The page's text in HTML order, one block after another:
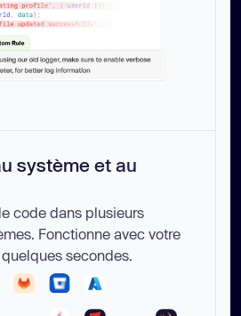
système et au
code dans plusieurs
Fonctionne avec votre
secondes.